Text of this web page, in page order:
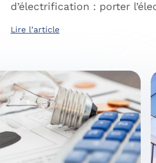
d’électrification : porter
Lire l’article